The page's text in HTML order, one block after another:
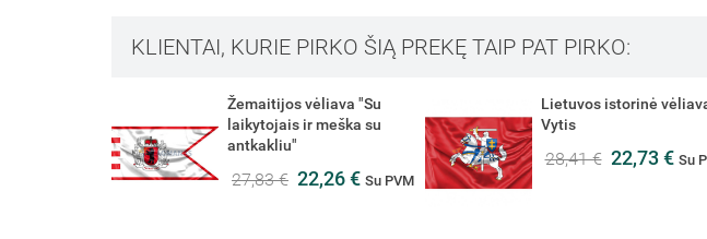
KLIENTAI, KURIE PIRKO ŠIĄ PREKĘ TAIP PAT PIRKO:
Lietuvos istorinė vėliava
Vytis
Šventosios vėliava
15,60 €